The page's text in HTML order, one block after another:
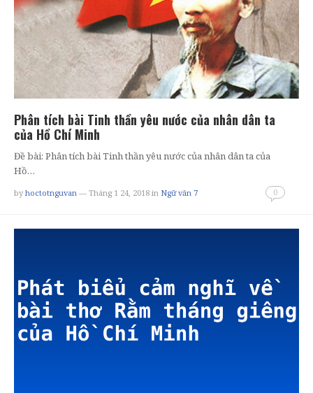
Phân tích bài Tinh thần yêu nước của nhân dân ta
của Hồ Chí Minh
Đề bài: Phân tích bài Tinh thần yêu nước của nhân dân ta của
Hồ…
by hoctotnguvan — Tháng 1 24, 2018 in Ngữ văn 7 0